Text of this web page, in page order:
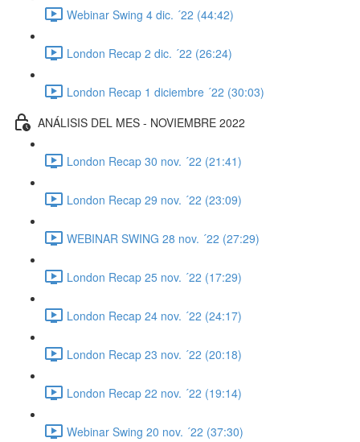
Webinar Swing 4 dic. ´22 (44:42)
London Recap 2 dic. ´22 (26:24)
London Recap 1 diciembre ´22 (30:03)
ANÁLISIS DEL MES - NOVIEMBRE 2022
London Recap 30 nov. ´22 (21:41)
London Recap 29 nov. ´22 (23:09)
WEBINAR SWING 28 nov. ´22 (27:29)
London Recap 25 nov. ´22 (17:29)
London Recap 24 nov. ´22 (24:17)
London Recap 23 nov. ´22 (20:18)
London Recap 22 nov. ´22 (19:14)
Webinar Swing 20 nov. ´22 (37:30)